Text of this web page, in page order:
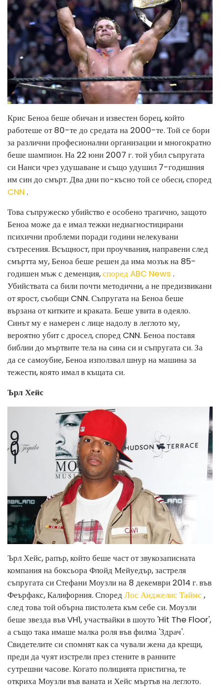
Крис Беноа беше обичан и известен борец, който
работеше от 80-те до средата на 2000-те. Той се бори
за различни професионални организации и многократно
беше шампион. На 22 юни 2007 г. той убил съпругата
си Нанси чрез удушаване и също удушил 7-годишния
им син до смърт. Два дни по-късно той се обеси, според
CNN .
Това съпружеско убийство е особено трагично, защото
Беноа може да е имал тежки недиагностицирани
психични проблеми поради години нелекувани
сътресения. Всъщност, при проучвания, направени след
смъртта му, Беноа беше решен да има мозък на 85-
годишен мъж с деменция,според ABC News .
Убийствата са били почти методични, а не предизвикани
от ярост, съобщи CNN. Съпругата на Беноа беше
вързана от китките и краката. Беше увита в одеяло.
Синът му е намерен с лице надолу в леглото му,
вероятно убит с дросел, според CNN. Беноа поставя
библии до мъртвите тела на сина си и съпругата си. За
да се самоубие, Беноа използвал шнур на машина за
тежести, която имал в къщата си.
Ърл Хейс
Ърл Хейс, рапър, който беше част от звукозаписната
компания на боксьора Флойд Мейуедър, застреля
съпругата си Стефани Моузли на 8 декември 2014 г. във
Феърфакс, Калифорния. СпоредЛос Анджелис Таймс ,
след това той обърна пистолета към себе си. Моузли
беше звезда във VH1, участвайки в шоуто 'Hit The Floor',
а също така имаше малка роля във филма 'Здрач'.
Свидетелите си спомнят как са чували жена да крещи,
преди да чуят изстрели през стените в ранните
сутрешни часове. Когато полицията пристигна, те
откриха Моузли във ваната и Хейс мъртъв на леглото.